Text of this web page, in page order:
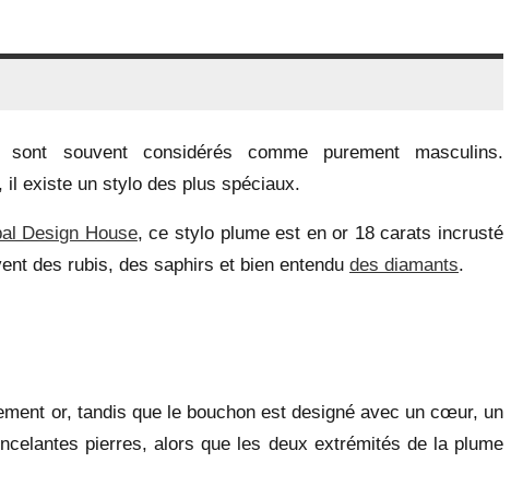
sont souvent considérés comme purement masculins.
il existe un stylo des plus spéciaux.
Design House, ce stylo plume est en or 18 carats incrusté
des rubis, des saphirs et bien entendu des diamants.
or, tandis que le bouchon est designé avec un cœur, un
pierres, alors que les deux extrémités de la plume